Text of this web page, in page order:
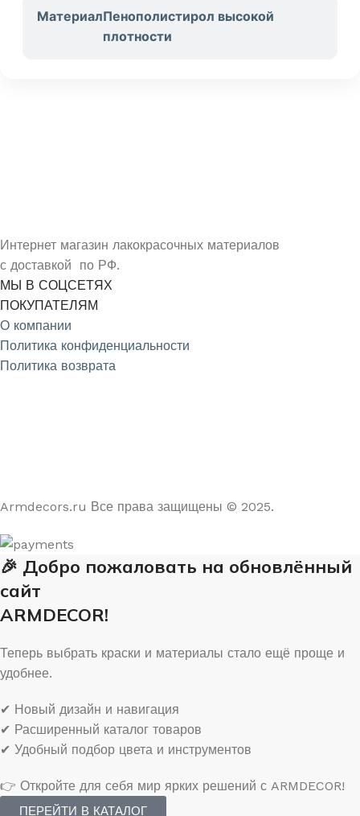
МатериалПенополистирол высокой
плотности
Интернет магазин лакокрасочных материалов
с доставкой по РФ.
МЫ В СОЦСЕТЯХ
ПОКУПАТЕЛЯМ
О компании
Политика конфиденциальности
Политика возврата
Armdecors.ru Все права защищены © 2025. ​
🎉 Добро пожаловать на обновлённый
сайт
ARMDECOR!
Теперь выбрать краски и материалы стало ещё проще и
удобнее.
✔ Новый дизайн и навигация
✔ Расширенный каталог товаров
✔ Удобный подбор цвета и инструментов
👉 Откройте для себя мир ярких решений с ARMDECOR!
ПЕРЕЙТИ В КАТАЛОГ